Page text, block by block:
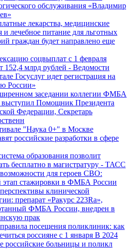
обслуживания «Владимир
лекарства, медицинские
и лечебное питание для льготных
граждан будет направлено еще
соцвыплат с 1 февраля
152,4 млрд рублей - Ведомости
Госуслуг идет регистрация на
России»
заседании коллегии ФМБА
выступил Помощник Президента
Федерации, Секретарь
"Наука 0+" в Москве
российские разработки в сфере
образования позволит
бесплатно в магистратуру - ТАСС
для героев СВО:
этап стажировки в ФМБА России
клинической
препарат «Ракурс 223Ra»,
ФМБА России, внедрен в
прак
посещения поликлиник: как
россияне с 1 января В 2024
российские больницы и поликл